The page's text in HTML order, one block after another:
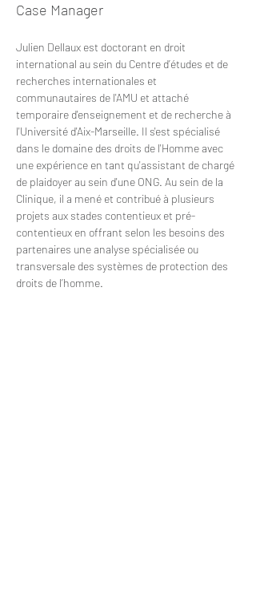
Case Manager
Julien Dellaux est doctorant en droit
international au sein du Centre d’études et de
recherches internationales et
communautaires de l'AMU et attaché
temporaire d'enseignement et de recherche à
l'Université d'Aix-Marseille. Il s'est spécialisé
dans le domaine des droits de l'Homme avec
une expérience en tant qu'assistant de chargé
de plaidoyer au sein d'une ONG. Au sein de la
Clinique, il a mené et contribué à plusieurs
projets aux stades contentieux et pré-
contentieux en offrant selon les besoins des
partenaires une analyse spécialisée ou
transversale des systèmes de protection des
droits de l’homme.